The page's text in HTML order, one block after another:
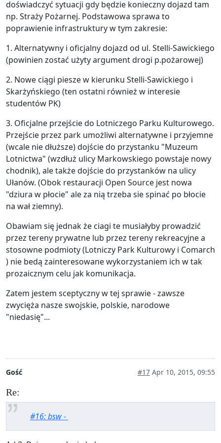
doświadczyć sytuacji gdy będzie konieczny dojazd tam
np. Straży Pożarnej. Podstawowa sprawa to
poprawienie infrastruktury w tym zakresie:
1. Alternatywny i oficjalny dojazd od ul. Stelli-Sawickiego
(powinien zostać użyty argument drogi p.pożarowej)
2. Nowe ciągi piesze w kierunku Stelli-Sawickiego i
Skarżyńskiego (ten ostatni również w interesie
studentów PK)
3. Oficjalne przejście do Lotniczego Parku Kulturowego.
Przejście przez park umożliwi alternatywne i przyjemne
(wcale nie dłuższe) dojście do przystanku "Muzeum
Lotnictwa" (wzdłuż ulicy Markowskiego powstaje nowy
chodnik), ale także dojście do przystanków na ulicy
Ułanów. (Obok restauracji Open Source jest nowa
"dziura w płocie" ale za nią trzeba sie spinać po błocie
na wał ziemny).
Obawiam się jednak że ciagi te musiałyby prowadzić
przez tereny prywatne lub przez tereny rekreacyjne a
stosowne podmioty (Lotniczy Park Kulturowy i Comarch
) nie bedą zainteresowane wykorzystaniem ich w tak
prozaicznym celu jak komunikacja.
Zatem jestem sceptyczny w tej sprawie - zawsze
zwycięża nasze swojskie, polskie, narodowe
"niedasię"...
Gość #17 Apr 10, 2015, 09:55
Re:
#16: bsw -